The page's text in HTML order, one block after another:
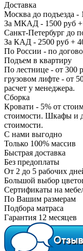
Доставка
Москва до подъезда -
За МКАД - 1500 руб +
Санкт-Петербург до
За КАД - 2500 руб +
По России - по
Подъем в квартиру
По лестнице - от 300
грузовом лифте - от
расчет у менеджера.
Сборка
Кровати - 5% от
стоимости. Шкафы и
стоимости.
С нами выгодно
Только 100% массив
Быстрая доставка
Без предоплаты
От 2 до 5 рабочих
Большой выбор
Сертификаты на
По Вашим размерам
Подбора матраса
Гарантия 12 месяцев